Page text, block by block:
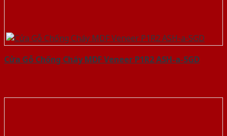
Cửa Gỗ Chống Cháy MDF Veneer P1R2 ASH-a-SGD